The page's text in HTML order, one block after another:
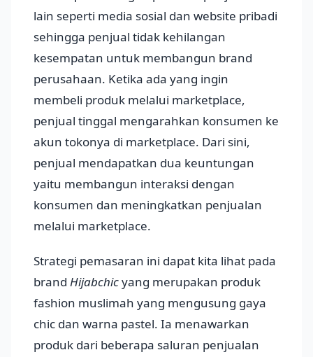
lain seperti media sosial dan website pribadi
sehingga penjual tidak kehilangan
kesempatan untuk membangun brand
perusahaan. Ketika ada yang ingin
membeli produk melalui marketplace,
penjual tinggal mengarahkan konsumen ke
akun tokonya di marketplace. Dari sini,
penjual mendapatkan dua keuntungan
yaitu membangun interaksi dengan
konsumen dan meningkatkan penjualan
melalui marketplace.
Strategi pemasaran ini dapat kita lihat pada
brand Hijabchicyang merupakan produk
fashion muslimah yang mengusung gaya
chic dan warna pastel. Ia menawarkan
produk dari beberapa saluran penjualan